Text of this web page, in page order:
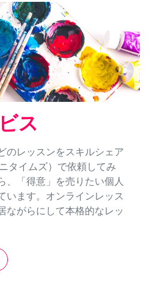
ス
のレッスンをスキルシェア
タイムズ）で依頼してみ
、「得意」を売りたい個人
います。オンラインレッス
ながらにして本格的なレッ